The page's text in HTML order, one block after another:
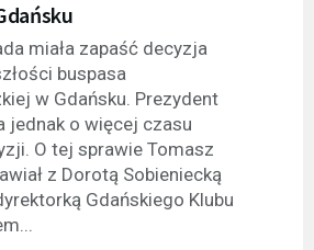
miała zapaść decyzja
buspasa
w Gdańsku. Prezydent
jednak o więcej czasu
O tej sprawie Tomasz
z Dorotą Sobieniecką
Gdańskiego Klubu